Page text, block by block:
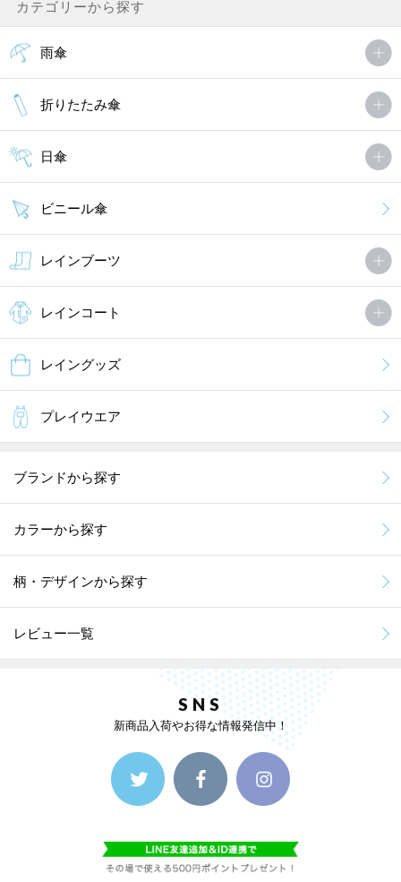
カテゴリーから探す
雨傘
折りたたみ傘
日傘
ビニール傘
レインブーツ
レインコート
レイングッズ
プレイウエア
ブランドから探す
カラーから探す
柄・デザインから探す
レビュー一覧
SNS
新商品入荷やお得な情報発信中！